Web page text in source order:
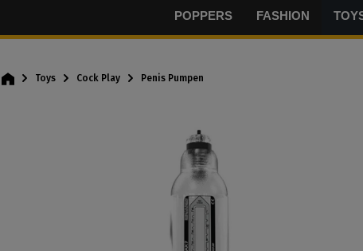
POPPERS FASHION
Toys Cock Play Penis Pumpen